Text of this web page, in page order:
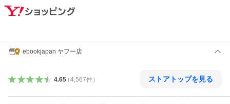
ebookjapan ヤフー店
4.65（4,567件） ストアトップを見る